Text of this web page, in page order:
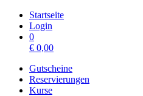
Startseite
Login
0
€ 0,00
Gutscheine
Reservierungen
Kurse